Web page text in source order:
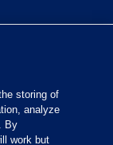
storing of
analyze
By
work but